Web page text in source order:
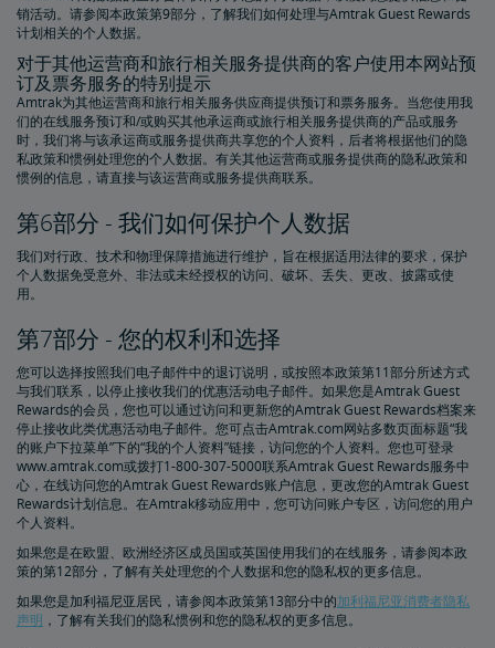
销活动。请参阅本政策第9部分，了解我们如何处理与Amtrak Guest Rewards
计划相关的个人数据。
对于其他运营商和旅行相关服务提供商的客户使用本网站预
订及票务服务的特别提示
Amtrak为其他运营商和旅行相关服务供应商提供预订和票务服务。当您使用我
们的在线服务预订和/或购买其他承运商或旅行相关服务提供商的产品或服务
时，我们将与该承运商或服务提供商共享您的个人资料，后者将根据他们的隐
私政策和惯例处理您的个人数据。有关其他运营商或服务提供商的隐私政策和
惯例的信息，请直接与该运营商或服务提供商联系。
第6部分 - 我们如何保护个人数据
我们对行政、技术和物理保障措施进行维护，旨在根据适用法律的要求，保护
个人数据免受意外、非法或未经授权的访问、破坏、丢失、更改、披露或使
用。
第7部分 - 您的权利和选择
您可以选择按照我们电子邮件中的退订说明，或按照本政策第11部分所述方式
与我们联系，以停止接收我们的优惠活动电子邮件。如果您是Amtrak Guest
Rewards的会员，您也可以通过访问和更新您的Amtrak Guest Rewards档案来
停止接收此类优惠活动电子邮件。您可点击Amtrak.com网站多数页面标题“我
的账户下拉菜单”下的“我的个人资料”链接，访问您的个人资料。您也可登录
www.amtrak.com或拨打1-800-307-5000联系Amtrak Guest Rewards服务中
心，在线访问您的Amtrak Guest Rewards账户信息，更改您的Amtrak Guest
Rewards计划信息。在Amtrak移动应用中，您可访问账户专区，访问您的用户
个人资料。
如果您是在欧盟、欧洲经济区成员国或英国使用我们的在线服务，请参阅本政
策的第12部分，了解有关处理您的个人数据和您的隐私权的更多信息。
如果您是加利福尼亚居民，请参阅本政策第13部分中的加利福尼亚消费者隐私
声明 ，了解有关我们的隐私惯例和您的隐私权的更多信息。